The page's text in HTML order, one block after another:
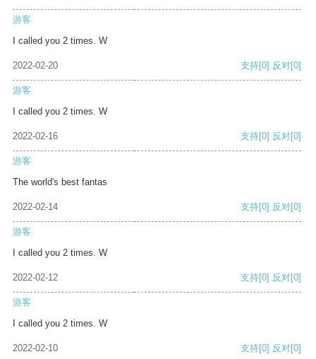
游客
I called you 2 times. W
2022-02-20 支持[0] 反对[0]
游客
I called you 2 times. W
2022-02-16 支持[0] 反对[0]
游客
The world's best fantas
2022-02-14 支持[0] 反对[0]
游客
I called you 2 times. W
2022-02-12 支持[0] 反对[0]
游客
I called you 2 times. W
2022-02-10 支持[0] 反对[0]